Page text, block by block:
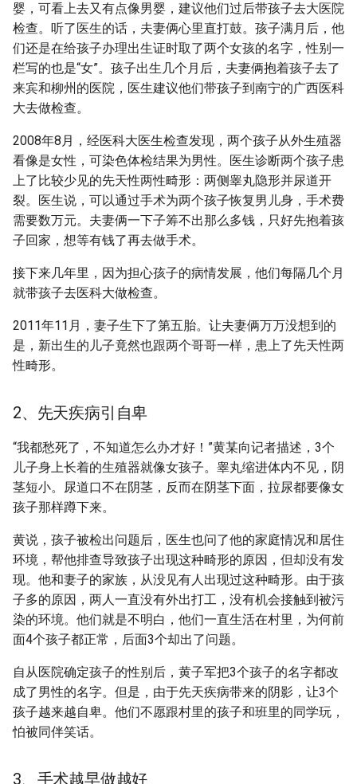
婴，可看上去又有点像男婴，建议他们过后带孩子去大医院
检查。听了医生的话，夫妻俩心里直打鼓。孩子满月后，他
们还是在给孩子办理出生证时取了两个女孩的名字，性别一
栏写的也是“女”。孩子出生几个月后，夫妻俩抱着孩子去了
来宾和柳州的医院，医生建议他们带孩子到南宁的广西医科
大去做检查。
2008年8月，经医科大医生检查发现，两个孩子从外生殖器
看像是女性，可染色体检结果为男性。医生诊断两个孩子患
上了比较少见的先天性两性畸形：两侧睾丸隐形并尿道开
裂。医生说，可以通过手术为两个孩子恢复男儿身，手术费
需要数万元。夫妻俩一下子筹不出那么多钱，只好先抱着孩
子回家，想等有钱了再去做手术。
接下来几年里，因为担心孩子的病情发展，他们每隔几个月
就带孩子去医科大做检查。
2011年11月，妻子生下了第五胎。让夫妻俩万万没想到的
是，新出生的儿子竟然也跟两个哥哥一样，患上了先天性两
性畸形。
2、先天疾病引自卑
“我都愁死了，不知道怎么办才好！”黄某向记者描述，3个
儿子身上长着的生殖器就像女孩子。睾丸缩进体内不见，阴
茎短小。尿道口不在阴茎，反而在阴茎下面，拉尿都要像女
孩子那样蹲下来。
黄说，孩子被检出问题后，医生也问了他的家庭情况和居住
环境，帮他排查导致孩子出现这种畸形的原因，但却没有发
现。他和妻子的家族，从没见有人出现过这种畸形。由于孩
子多的原因，两人一直没有外出打工，没有机会接触到被污
染的环境。他们就是不明白，他们一直生活在村里，为何前
面4个孩子都正常，后面3个却出了问题。
自从医院确定孩子的性别后，黄子军把3个孩子的名字都改
成了男性的名字。但是，由于先天疾病带来的阴影，让3个
孩子越来越自卑。他们不愿跟村里的孩子和班里的同学玩，
怕被同伴笑话。
3、手术越早做越好